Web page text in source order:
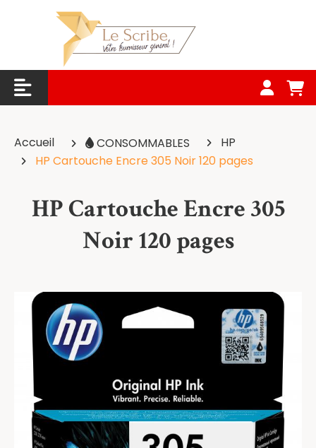
Accueil CONSOMMABLES
HP
HP Cartouche Encre 305 Noir 120 pages
HP Cartouche Encre 305
Noir 120 pages